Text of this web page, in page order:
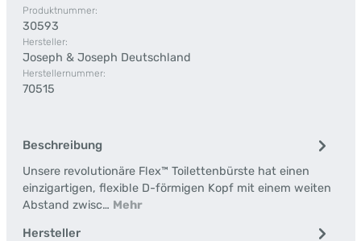
Produktnummer:
30593
Hersteller:
Joseph & Joseph Deutschland
Herstellernummer:
70515
Beschreibung
Unsere revolutionäre Flex™ Toilettenbürste hat einen
einzigartigen, flexible D-förmigen Kopf mit einem weiten
Abstand zwisc… Mehr
Hersteller